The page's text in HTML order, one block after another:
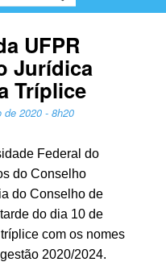
UFPR
Jurídica
Tríplice
14 de setembro de 2020 - 8h20
Federal do
do Conselho
do Conselho de
do dia 10 de
com os nomes
2020/2024.